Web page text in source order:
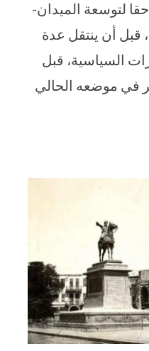
لتوسعة الميدان-
قبل أن ينتقل عدة
السياسية، قبل
في موضعه الحالي